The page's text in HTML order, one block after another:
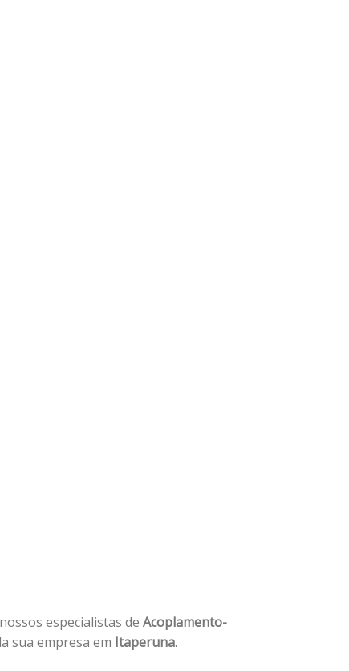
especialistas de Acoplamento-
sua empresa em Itaperuna.